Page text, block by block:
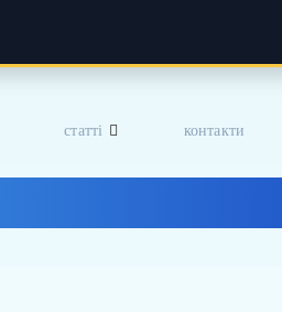
статті контакти